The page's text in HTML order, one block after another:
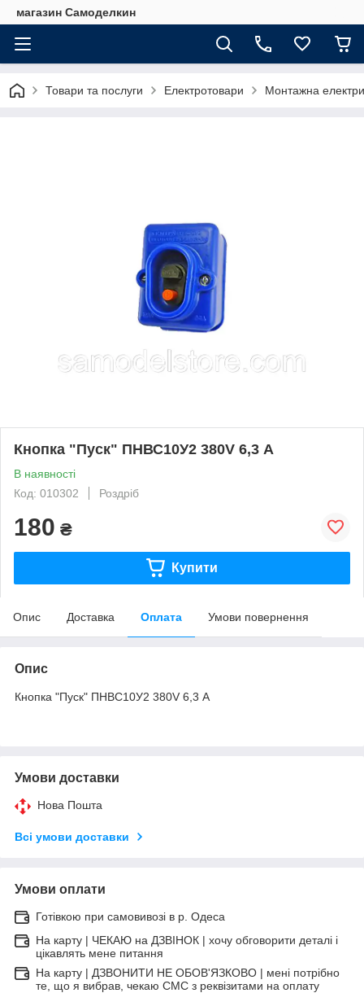
магазин Самоделкин
Товари та послуги Електротовари Монтажна
Кнопка "Пуск" ПНВС10У2 380V 6,3 А
В наявності
Код: 010302
Роздріб
180 ₴
Купити
Опис Доставка Оплата Умови повернення
Опис
Кнопка "Пуск" ПНВС10У2 380V 6,3 А
Умови доставки
Нова Пошта
Всі умови доставки
Умови оплати
Готівкою при самовивозі в р. Одеса
На карту | ЧЕКАЮ на ДЗВІНОК | хочу обговорити деталі і
цікавлять мене питання
На карту | ДЗВОНИТИ НЕ ОБОВ'ЯЗКОВО | мені потрібно
те, що я вибрав, чекаю СМС з реквізитами на оплату